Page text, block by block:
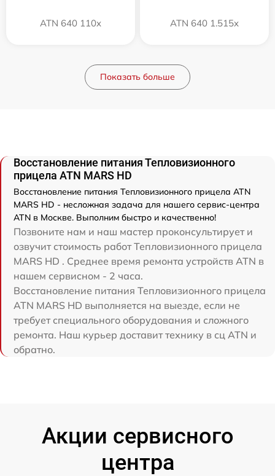
ATN 640 110x ATN 640 1.515x
Показать больше
Восстановление питания Тепловизионного
прицела ATN MARS HD
Восстановление питания Тепловизионного прицела ATN
MARS HD - несложная задача для нашего сервис-центра
ATN в Москве. Выполним быстро и качественно!
Позвоните нам и наш мастер проконсультирует и
озвучит стоимость работ Тепловизионного прицела
MARS HD . Среднее время ремонта устройств ATN в
нашем сервисном - 2 часа.
Восстановление питания Тепловизионного прицела
ATN MARS HD выполняется на выезде, если не
требует специального оборудования и сложного
ремонта. Наш курьер доставит технику в сц ATN и
обратно.
Акции сервисного
центра